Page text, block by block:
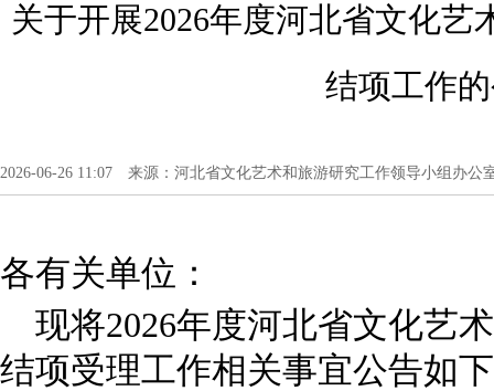
关于开展2026年度河北省文化
结项工作
2026-06-26 11:07 来源：河北省文化艺术和旅游研究工作领导小组办公
各有关单位：
现将2026年度河北省文化艺
结项受理工作相关事宜公告如